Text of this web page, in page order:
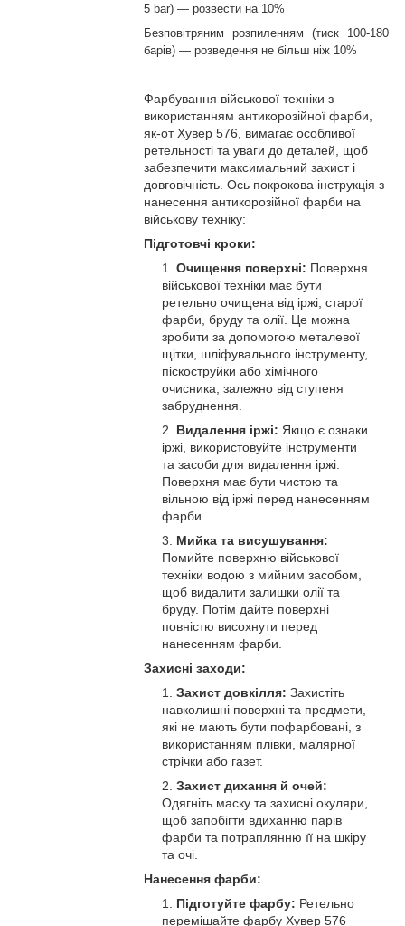
5 bar) — розвести на 10%
Безповітряним розпиленням (тиск 100-180
барів) — розведення не більш ніж 10%
Фарбування військової техніки з
використанням антикорозійної фарби,
як-от Хувер 576, вимагає особливої
ретельності та уваги до деталей, щоб
забезпечити максимальний захист і
довговічність. Ось покрокова інструкція з
нанесення антикорозійної фарби на
військову техніку:
Підготовчі кроки:
Очищення поверхні: Поверхня
військової техніки має бути
ретельно очищена від іржі, старої
фарби, бруду та олії. Це можна
зробити за допомогою металевої
щітки, шліфувального інструменту,
піскоструйки або хімічного
очисника, залежно від ступеня
забруднення.
Видалення іржі: Якщо є ознаки
іржі, використовуйте інструменти
та засоби для видалення іржі.
Поверхня має бути чистою та
вільною від іржі перед нанесенням
фарби.
Мийка та висушування:
Помийте поверхню військової
техніки водою з мийним засобом,
щоб видалити залишки олії та
бруду. Потім дайте поверхні
повністю висохнути перед
нанесенням фарби.
Захисні заходи:
Захист довкілля: Захистіть
навколишні поверхні та предмети,
які не мають бути пофарбовані, з
використанням плівки, малярної
стрічки або газет.
Захист дихання й очей:
Одягніть маску та захисні окуляри,
щоб запобігти вдиханню парів
фарби та потраплянню її на шкіру
та очі.
Нанесення фарби:
Підготуйте фарбу: Ретельно
перемішайте фарбу Хувер 576